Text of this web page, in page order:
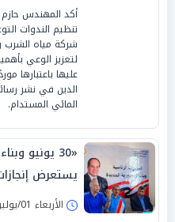
أكد المهندس
تنظيم الندوات
شركة مياه الشرب
لتعزيز الوعي
عليها باعتبارها
الدين في نشر
المائي المستدام.
«30 يونيو
يستعرض
الأربعاء 01/يوليو/2026 - 07:21 م